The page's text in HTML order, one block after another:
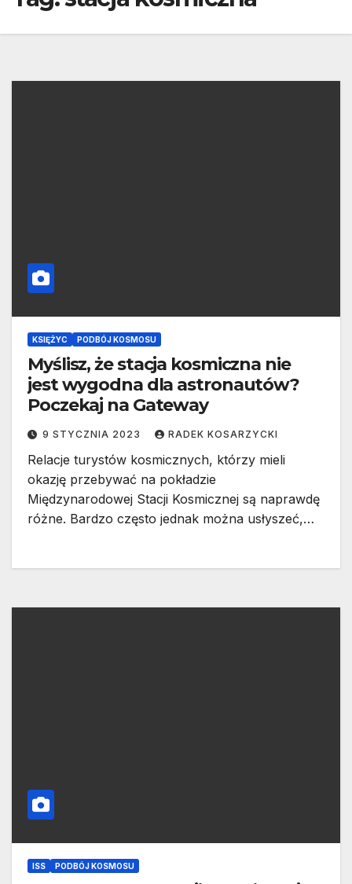
KSIĘŻYC PODBÓJ KOSMOSU
Myślisz, że stacja kosmiczna nie
jest wygodna dla astronautów?
Poczekaj na Gateway
9 STYCZNIA 2023 RADEK KOSARZYCKI
Relacje turystów kosmicznych, którzy mieli
okazję przebywać na pokładzie
Międzynarodowej Stacji Kosmicznej są naprawdę
różne. Bardzo często jednak można usłyszeć,…
ISS PODBÓJ KOSMOSU